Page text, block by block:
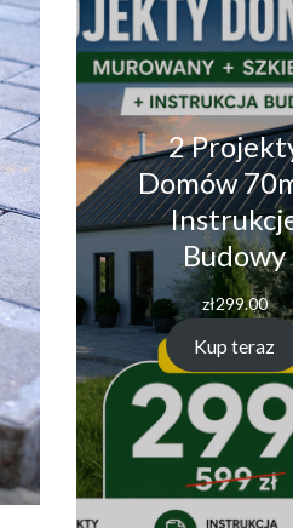
2
Domów
Budowy
zł299.00
Kup teraz